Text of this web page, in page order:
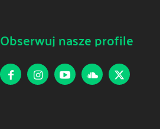
Obserwuj nasze profile